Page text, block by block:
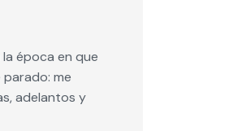
época en que
me
adelantos y